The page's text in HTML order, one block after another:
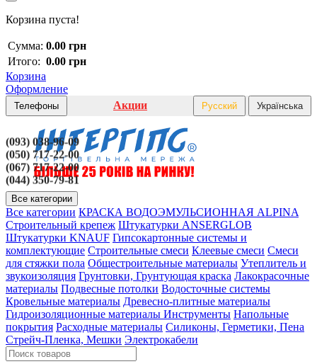
Корзина пуста!
Сумма: 0.00 грн
Итого: 0.00 грн
Корзина
Оформление
Телефоны
(093) 038-96-09
(050) 717-22-00
(067) 717-22-00
(044) 350-79-81
Акции Русский Українська
Все категории
Все категории КРАСКА ВОДОЭМУЛЬСИОННАЯ ALPINA
Строительный крепеж Штукатурки ANSERGLOB
Штукатурки KNAUF Гипсокартонные системы и
комплектующие Строительные смеси Клеевые смеси Смеси
для стяжки пола Общестроительные материалы Утеплитель и
звукоизоляция Грунтовки, Грунтующая краска Лакокрасочные
материалы Подвесные потолки Водосточные системы
Кровельные материалы Древесно-плитные материалы
Гидроизоляционные материалы Инструменты Напольные
покрытия Расходные материалы Силиконы, Герметики, Пена
Стрейч-Пленка, Мешки Электрокабели